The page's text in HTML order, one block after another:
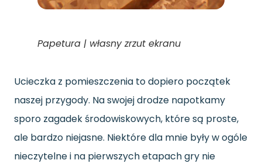
Papetura | własny zrzut ekranu
Ucieczka z pomieszczenia to dopiero początek
naszej przygody. Na swojej drodze napotkamy
sporo zagadek środowiskowych, które są proste,
ale bardzo niejasne. Niektóre dla mnie były w ogóle
nieczytelne i na pierwszych etapach gry nie